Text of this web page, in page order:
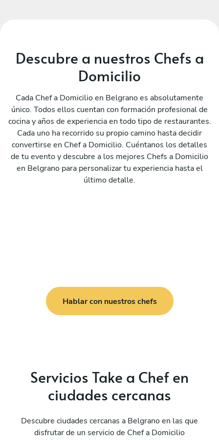
Descubre a nuestros Chefs a
Domicilio
Cada Chef a Domicilio en Belgrano es absolutamente
único. Todos ellos cuentan con formación profesional de
cocina y años de experiencia en todo tipo de restaurantes.
Cada uno ha recorrido su propio camino hasta decidir
convertirse en Chef a Domicilio. Cuéntanos los detalles
de tu evento y descubre a los mejores Chefs a Domicilio
en Belgrano para personalizar tu experiencia hasta el
último detalle.
Hablar con nuestros chefs
Servicios Take a Chef en
ciudades cercanas
Descubre ciudades cercanas a Belgrano en las que
disfrutar de un servicio de Chef a Domicilio